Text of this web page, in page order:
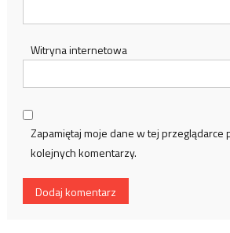
Witryna internetowa
Zapamiętaj moje dane w tej przeglądarce
kolejnych komentarzy.